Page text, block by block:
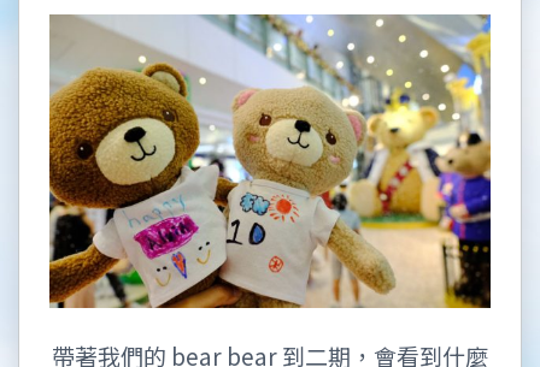
帶著我們的 bear bear 到二期，會看到什麼